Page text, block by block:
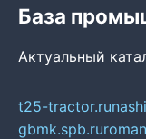
База
Актуальный
t25-tractor.ru
gbmk.spb.ru